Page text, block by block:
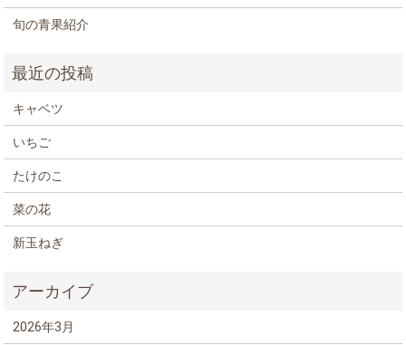
旬の青果紹介
キャベツ
いちご
たけのこ
菜の花
新玉ねぎ
2026年3月